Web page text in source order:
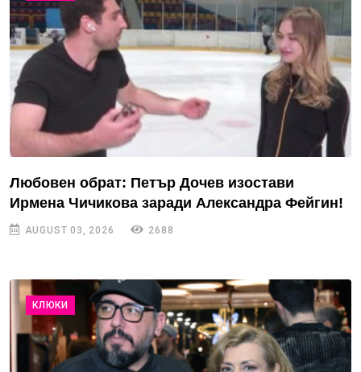
Любовен обрат: Петър Дочев изостави
Ирмена Чичикова заради Александра Фейгин!
AUGUST 03, 2026 2688
КЛЮКИ